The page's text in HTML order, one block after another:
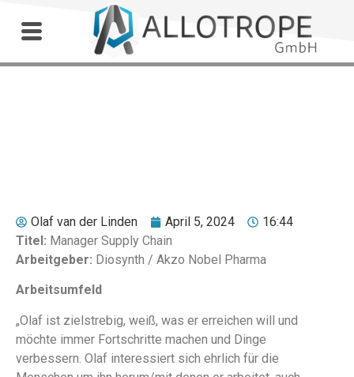
Olaf van der Linden April 5, 2024
16:44
Titel: Manager Supply Chain
Arbeitgeber: Diosynth / Akzo Nobel Pharma
Arbeitsumfeld
„Olaf ist zielstrebig, weiß, was er erreichen will und
möchte immer Fortschritte machen und Dinge
verbessern. Olaf interessiert sich ehrlich für die